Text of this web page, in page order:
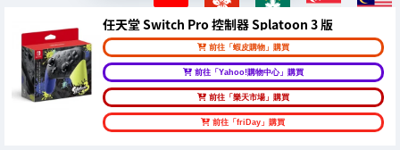
任天堂 Switch Pro 控制器 Splatoon 3 版
前往「蝦皮購物」購買
前往「Yahoo!購物中心」購買
前往「樂天市場」購買
前往「friDay」購買